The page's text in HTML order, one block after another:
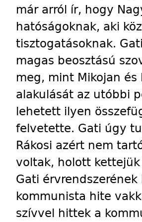
már arról ír, hogy
hatóságoknak, aki
tisztogatásoknak.
magas beosztású
meg, mint Mikojan
alakulását az utóbbi
lehetett ilyen
felvetette. Gati úgy
Rákosi azért nem
voltak, holott
Gati
kommunista hite
szívvel hittek a